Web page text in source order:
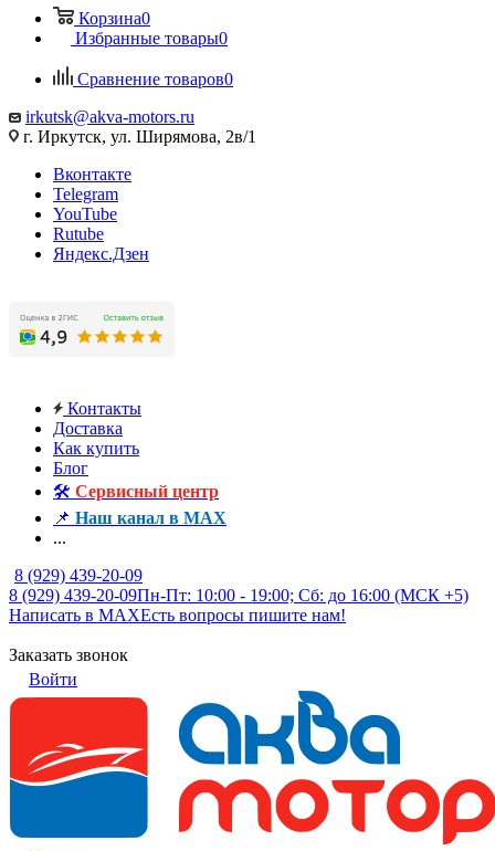
Корзина0
Избранные товары0
Сравнение товаров0
irkutsk@akva-motors.ru
г. Иркутск, ул. Ширямова, 2в/1
Вконтакте
Telegram
YouTube
Rutube
Яндекс.Дзен
Контакты
Доставка
Как купить
Блог
🛠️ Сервисный центр
📌 Наш канал в MAX
...
8 (929) 439-20-09
8 (929) 439-20-09Пн-Пт: 10:00 - 19:00; Сб: до 16:00 (МСК +5)
Написать в MAXЕсть вопросы пишите нам!
Заказать звонок
Войти